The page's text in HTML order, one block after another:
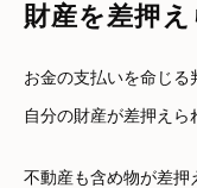
財産を差押
お金の支払いを命じる
自分の財産が差押えら
不動産も含め物が差押